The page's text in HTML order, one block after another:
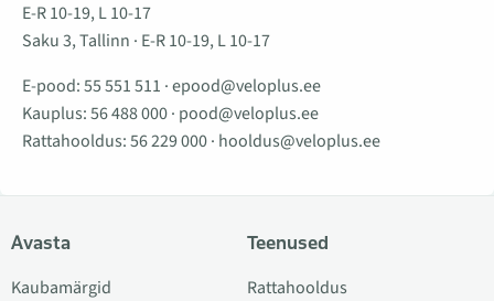
E-R 10-19, L 10-17
Saku 3, Tallinn · E-R 10-19, L 10-17
E-pood:55 551 511 ·epood@veloplus.ee
Kauplus:56 488 000· pood@veloplus.ee
Rattahooldus:56 229 000· hooldus@veloplus.ee
Avasta
Kaubamärgid
Teenused
Rattahooldus